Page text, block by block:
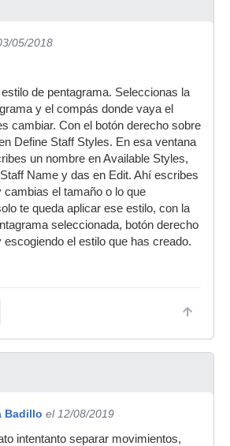
05/2018
de pentagrama. Seleccionas la
y el compás donde vaya el
cambiar. Con el botón derecho sobre
Define Staff Styles. En esa ventana
un nombre en Available Styles,
Name y das en Edit. Ahí escribes
cambias el tamaño o lo que
te queda aplicar ese estilo, con la
seleccionada, botón derecho
el estilo que has creado.
Badillo el 12/08/2019
intentanto separar movimientos,